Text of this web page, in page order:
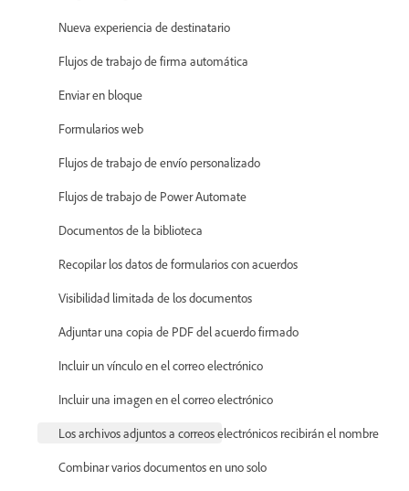
Nueva experiencia de destinatario
Flujos de trabajo de firma automática
Enviar en bloque
Formularios web
Flujos de trabajo de envío personalizado
Flujos de trabajo de Power Automate
Documentos de la biblioteca
Recopilar los datos de formularios con acuerdos
Visibilidad limitada de los documentos
Adjuntar una copia de PDF del acuerdo firmado
Incluir un vínculo en el correo electrónico
Incluir una imagen en el correo electrónico
Los archivos adjuntos a correos electrónicos recibirán el nombre
Combinar varios documentos en uno solo